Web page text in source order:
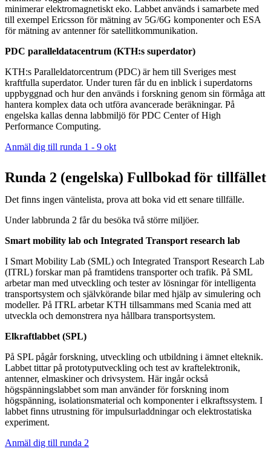
minimerar elektromagnetiskt eko. Labbet används i samarbete med
till exempel Ericsson för mätning av 5G/6G komponenter och ESA
för mätning av antenner för satellitkommunikation.
PDC paralleldatacentrum (KTH:s superdator)
KTH:s Paralleldatorcentrum (PDC) är hem till Sveriges mest
kraftfulla superdator. Under turen får du en inblick i superdatorns
uppbyggnad och hur den används i forskning genom sin förmåga att
hantera komplex data och utföra avancerade beräkningar. På
engelska kallas denna labbmiljö för PDC Center of High
Performance Computing.
Anmäl dig till runda 1 - 9 okt
Runda 2 (engelska) Fullbokad för tillfället
Det finns ingen väntelista, prova att boka vid ett senare tillfälle.
Under labbrunda 2 får du besöka två större miljöer.
Smart mobility lab och Integrated Transport research lab
I Smart Mobility Lab (SML) och Integrated Transport Research Lab
(ITRL) forskar man på framtidens transporter och trafik. På SML
arbetar man med utveckling och tester av lösningar för intelligenta
transportsystem och självkörande bilar med hjälp av simulering och
modeller. På ITRL arbetar KTH tillsammans med Scania med att
utveckla och demonstrera nya hållbara transportsystem.
Elkraftlabbet (SPL)
På SPL pågår forskning, utveckling och utbildning i ämnet elteknik.
Labbet tittar på prototyputveckling och test av kraftelektronik,
antenner, elmaskiner och drivsystem. Här ingår också
högspänningslabbet som man använder för forskning inom
högspänning, isolationsmaterial och komponenter i elkraftssystem. I
labbet finns utrustning för impulsurladdningar och elektrostatiska
experiment.
Anmäl dig till runda 2